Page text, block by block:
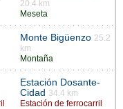
20.4 km
Meseta
Monte Bigüenzo 25.2
km
Montaña
Estación Dosante-
Cidad 34.4 km
Estación de ferrocarril